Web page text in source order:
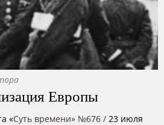
Европы
«Суть времени» №676 / 23 июля